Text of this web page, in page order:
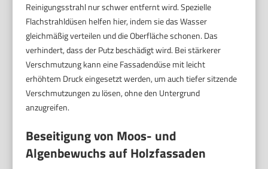
Reinigungsstrahl nur schwer entfernt wird. Spezielle
Flachstrahldüsen helfen hier, indem sie das Wasser
gleichmäßig verteilen und die Oberfläche schonen. Das
verhindert, dass der Putz beschädigt wird. Bei stärkerer
Verschmutzung kann eine Fassadendüse mit leicht
erhöhtem Druck eingesetzt werden, um auch tiefer sitzende
Verschmutzungen zu lösen, ohne den Untergrund
anzugreifen.
Beseitigung von Moos- und
Algenbewuchs auf Holzfassaden